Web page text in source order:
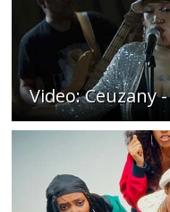
Video: Ceuzany